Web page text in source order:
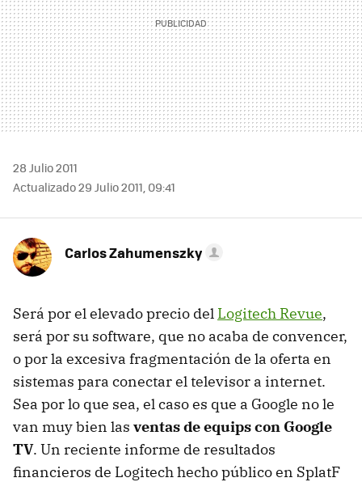
28 Julio 2011
Actualizado 29 Julio 2011, 09:41
Carlos Zahumenszky
Será por el elevado precio del Logitech Revue,
será por su software, que no acaba de convencer,
o por la excesiva fragmentación de la oferta en
sistemas para conectar el televisor a internet.
Sea por lo que sea, el caso es que a Google no le
van muy bien las ventas de equips con Google
TV. Un reciente informe de resultados
financieros de Logitech hecho público en SplatF